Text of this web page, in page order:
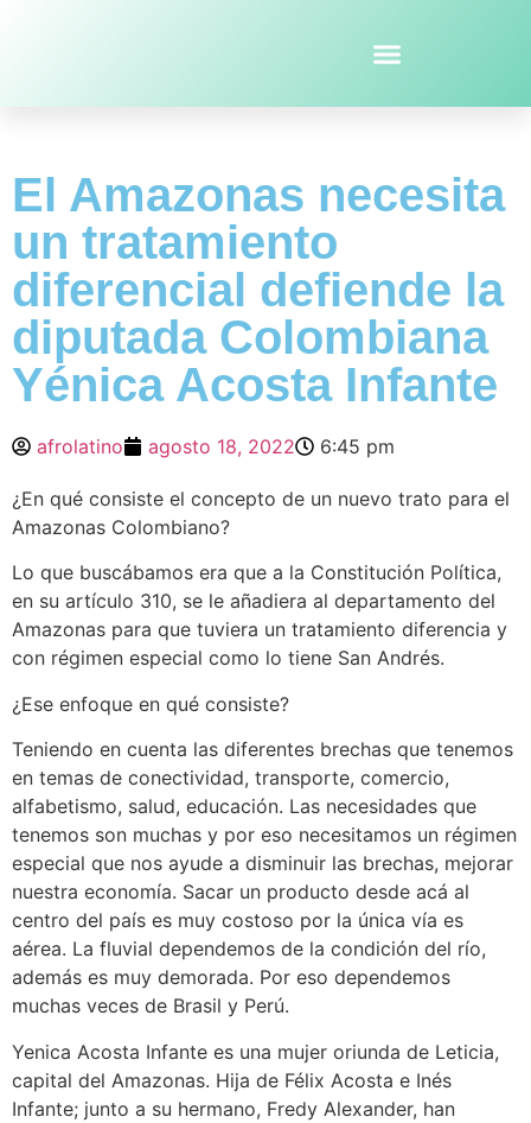
El Amazonas necesita
un tratamiento
diferencial defiende la
diputada Colombiana
Yénica Acosta Infante
afrolatino agosto 18, 2022 6:45 pm
¿En qué consiste el concepto de un nuevo trato para el
Amazonas Colombiano?
Lo que buscábamos era que a la Constitución Política,
en su artículo 310, se le añadiera al departamento del
Amazonas para que tuviera un tratamiento diferencia y
con régimen especial como lo tiene San Andrés.
¿Ese enfoque en qué consiste?
Teniendo en cuenta las diferentes brechas que tenemos
en temas de conectividad, transporte, comercio,
alfabetismo, salud, educación. Las necesidades que
tenemos son muchas y por eso necesitamos un régimen
especial que nos ayude a disminuir las brechas, mejorar
nuestra economía. Sacar un producto desde acá al
centro del país es muy costoso por la única vía es
aérea. La fluvial dependemos de la condición del río,
además es muy demorada. Por eso dependemos
muchas veces de Brasil y Perú.
Yenica Acosta Infante es una mujer oriunda de Leticia,
capital del Amazonas. Hija de Félix Acosta e Inés
Infante; junto a su hermano, Fredy Alexander, han